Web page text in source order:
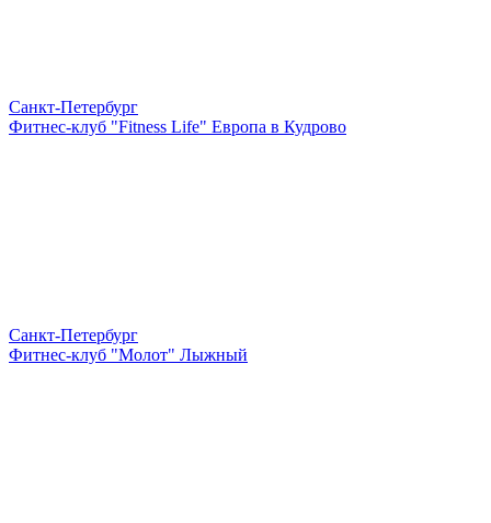
Санкт-Петербург
Фитнес-клуб "Fitness Life" Европа в Кудрово
Санкт-Петербург
Фитнес-клуб "Молот" Лыжный